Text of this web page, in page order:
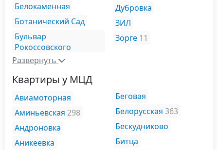
Белокаменная
Ботанический Сад
Бульвар
Рокоссовского
Дубровка
ЗИЛ
Зорге 11
Развернуть
Квартиры у МЦД
Авиамоторная
Аминьевская 298
Андроновка
Аникеевка
Беговая
Белорусская 363
Бескудниково
Битца